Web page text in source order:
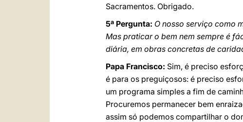
Sacramentos. Obrigado.
5ª Pergunta: O nosso serviço como
Mas praticar o bem nem sempre é
diária, em obras concretas de
Papa Francisco: Sim, é preciso
é para os preguiçosos: é preciso
um programa simples a fim de
Procuremos permanecer bem
assim só podemos compartilhar o